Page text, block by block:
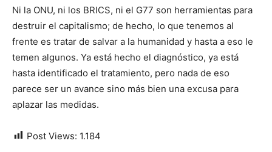
Ni la ONU, ni los BRICS, ni el G77 son herramientas para
destruir el capitalismo; de hecho, lo que tenemos al
frente es tratar de salvar a la humanidad y hasta a eso le
temen algunos. Ya está hecho el diagnóstico, ya está
hasta identificado el tratamiento, pero nada de eso
parece ser un avance sino más bien una excusa para
aplazar las medidas.
Post Views: 1.184